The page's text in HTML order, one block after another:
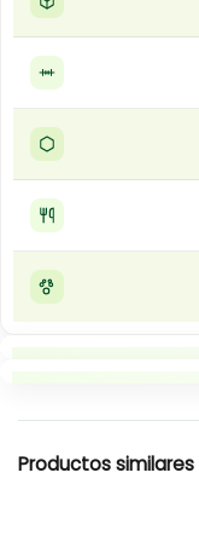
Productos